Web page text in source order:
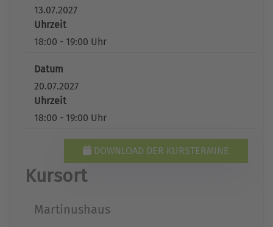
13.07.2027
Uhrzeit
18:00 - 19:00 Uhr
Datum
20.07.2027
Uhrzeit
18:00 - 19:00 Uhr
DOWNLOAD DER KURSTERMINE
Kursort
Martinushaus